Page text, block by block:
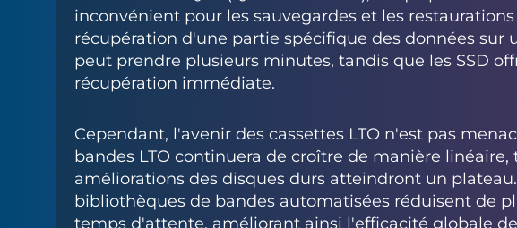
inconvénient pour les sauvegardes et les restaurations
récupération d'une partie spécifique des données sur
peut prendre plusieurs minutes, tandis que les SSD
récupération immédiate.
Cependant, l'avenir des cassettes LTO n'est pas
bandes LTO continuera de croître de manière linéaire,
améliorations des disques durs atteindront un
bibliothèques de bandes automatisées réduisent de
temps d'attente, améliorant ainsi l'efficacité globale